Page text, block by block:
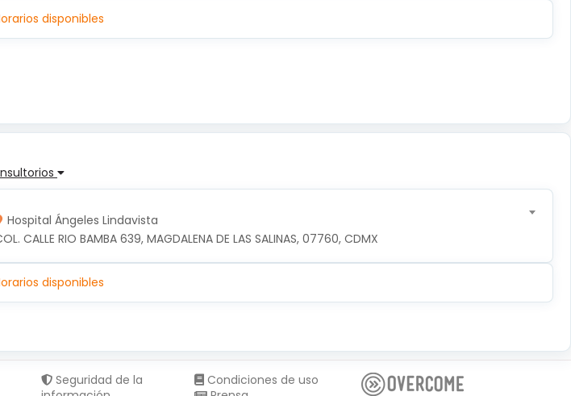
disponibles
Hospital Ángeles Lindavista
CALLE RIO BAMBA 639, MAGDALENA DE LAS SALINAS, 07760, CDMX
disponibles
Seguridad de la
Condiciones de uso